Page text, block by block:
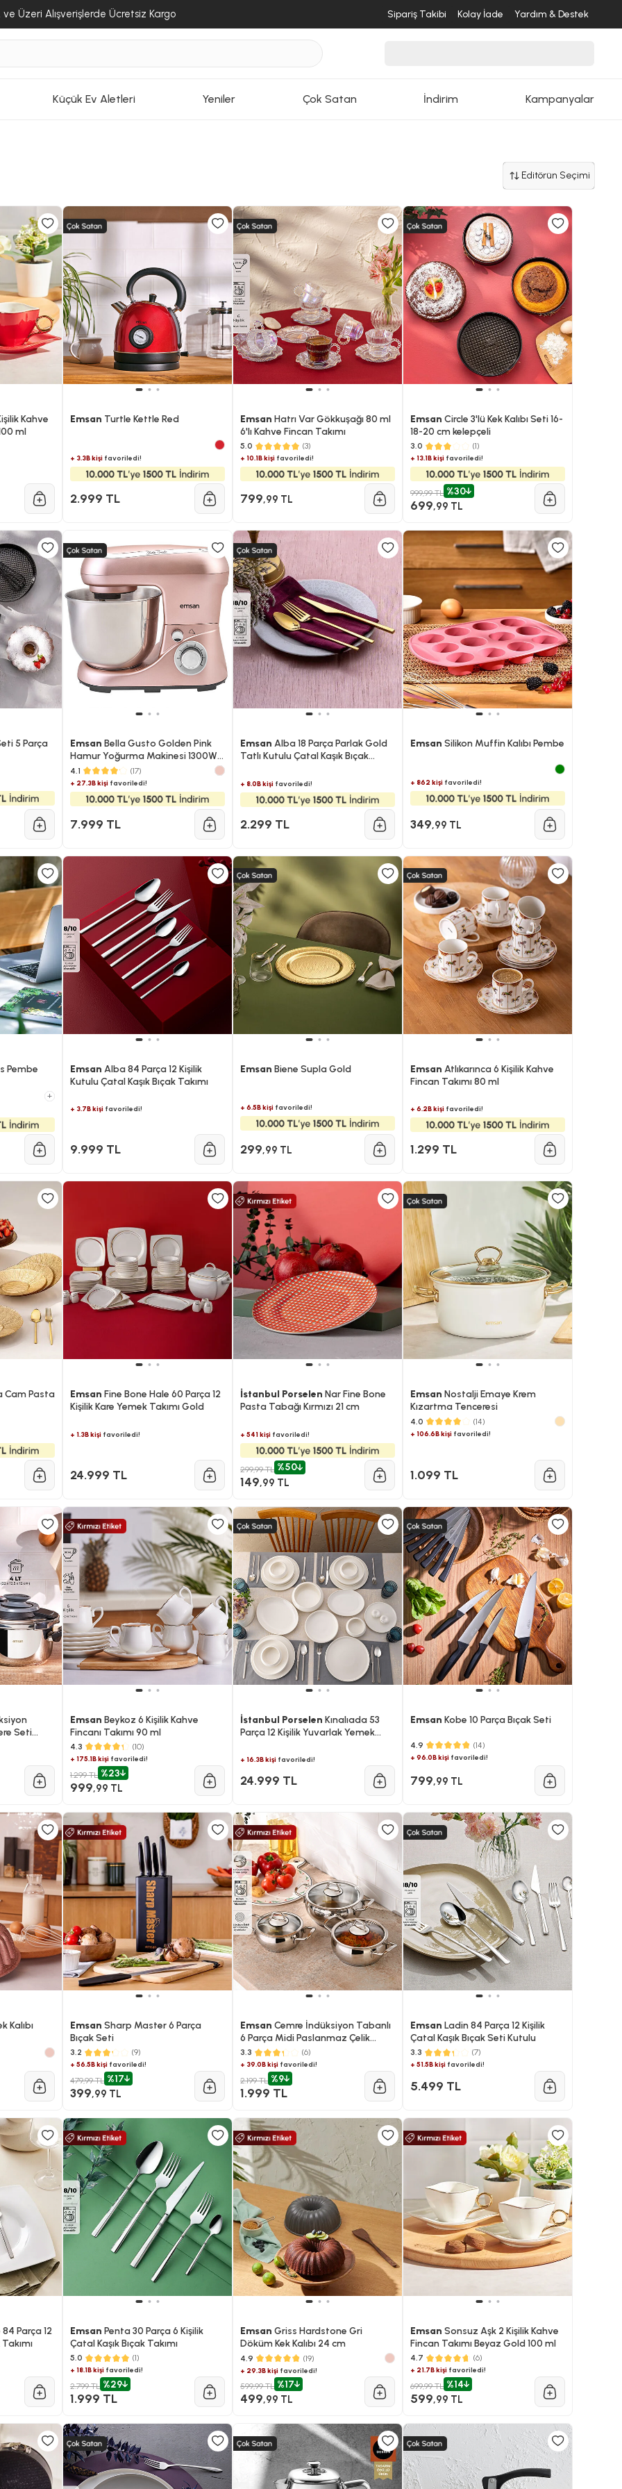
Üzeri Alışverişlerde Ücretsiz Kargo Sipariş Takibi Kolay İade Yardım & Destek
Küçük Ev Aletleri Yeniler Çok Satan İndirim Kampanyalar
Editörün Seçimi
Kahve
ml
Emsan Turtle Kettle Red
+ 3.3B kişifavoriledi!
2.999 TL
Emsan Hatrı Var Gökkuşağı 80 ml
6'lı Kahve Fincan Takımı
5.0 (3)
+ 10.1B kişifavoriledi!
799,99 TL
Emsan Circle 3'lü Kek Kalıbı Seti 16-
18-20 cm kelepçeli
3.0 (1)
+ 13.1B kişi favoriledi!
999,99 TL %30
699,99 TL
5 Parça Emsan Bella Gusto Golden Pink
Hamur Yoğurma Makinesi 1300W
5L
4.1 (17)
+ 27.3B kişifavoriledi!
7.999 TL
Emsan Alba 18 Parça Parlak Gold
Tatlı Kutulu Çatal Kaşık Bıçak
+ 8.0B kişifavoriledi!
2.299 TL
Emsan Silikon Muffin Kalıbı Pembe
+ 862 kişi favoriledi!
349,99 TL
Pembe
+
Emsan Alba 84 Parça 12 Kişilik
Kutulu Çatal Kaşık Bıçak Takımı
+ 3.7B kişifavoriledi!
9.999 TL
Emsan Biene Supla Gold
+ 6.5B kişifavoriledi!
299,99 TL
Emsan Atlıkarınca 6 Kişilik Kahve
Fincan Takımı 80 ml
+ 6.2B kişi favoriledi!
1.299 TL
Cam Pasta
Emsan Fine Bone Hale 60 Parça 12
Kişilik Kare Yemek Takımı Gold
+ 1.3B kişifavoriledi!
24.999 TL
İstanbul Porselen Nar Fine Bone
Pasta Tabağı Kırmızı 21 cm
+ 541 kişifavoriledi!
299,99 TL %50
149,99 TL
Emsan Nostalji Emaye Krem
Kızartma Tenceresi
4.0 (14)
+ 106.6B kişi favoriledi!
1.099 TL
Seti
Emsan Beykoz 6 Kişilik Kahve
Fincanı Takımı 90 ml
4.3 (10)
+ 175.1B kişifavoriledi!
1.299 TL %23
999,99 TL
İstanbul Porselen Kınalıada 53
Parça 12 Kişilik Yuvarlak Yemek
+ 16.3B kişifavoriledi!
24.999 TL
Emsan Kobe 10 Parça Bıçak Seti
4.9 (14)
+ 96.0B kişi favoriledi!
799,99 TL
Kalıbı
Emsan Sharp Master 6 Parça
Bıçak Seti
3.2 (9)
+ 56.5B kişifavoriledi!
479,99 TL %17
399,99 TL
Emsan Cemre İndüksiyon Tabanlı
6 Parça Midi Paslanmaz Çelik
Tencere Seti
3.3 (6)
+ 39.0B kişifavoriledi!
2.199 TL %9
1.999 TL
Emsan Ladin 84 Parça 12 Kişilik
Çatal Kaşık Bıçak Seti Kutulu
3.3 (7)
+ 51.5B kişi favoriledi!
5.499 TL
Parça 12
Emsan Penta 30 Parça 6 Kişilik
Çatal Kaşık Bıçak Takımı
5.0 (1)
+ 18.1B kişifavoriledi!
2.799 TL %29
1.999 TL
Emsan Griss Hardstone Gri
Döküm Kek Kalıbı 24 cm
4.9 (19)
+ 29.3B kişifavoriledi!
599,99 TL %17
499,99 TL
Emsan Sonsuz Aşk 2 Kişilik Kahve
Fincan Takımı Beyaz Gold 100 ml
4.7 (6)
+ 21.7B kişi favoriledi!
699,99 TL %14
599,99 TL